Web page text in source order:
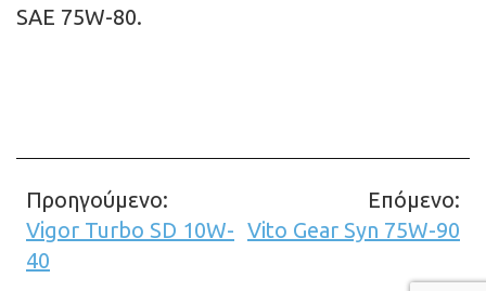
SAE 75W-80.
Σχετικά
άρθρα
Προηγούμενο:
Vigor Turbo SD 10W-
40
Επόμενο:
Vito Gear Syn 75W-90